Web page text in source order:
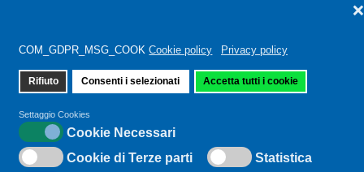
COM_GDPR_MSG_COOK Cookie policy Privacy policy
Rifiuto Consenti i selezionati Accetta tutti i cookie
❌
Settaggio Cookies
Cookie Necessari
Cookie di Terze parti
Statistica
Sei qui:Home